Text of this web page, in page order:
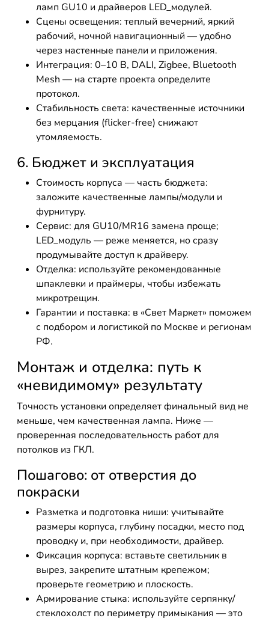
ламп GU10 и драйверов LED_модулей.
Сцены освещения: теплый вечерний, яркий
рабочий, ночной навигационный — удобно
через настенные панели и приложения.
Интеграция: 0–10 В, DALI, Zigbee, Bluetooth
Mesh — на старте проекта определите
протокол.
Стабильность света: качественные источники
без мерцания (flicker-free) снижают
утомляемость.
6. Бюджет и эксплуатация
Стоимость корпуса — часть бюджета:
заложите качественные лампы/модули и
фурнитуру.
Сервис: для GU10/MR16 замена проще;
LED_модуль — реже меняется, но сразу
продумывайте доступ к драйверу.
Отделка: используйте рекомендованные
шпаклевки и праймеры, чтобы избежать
микротрещин.
Гарантии и поставка: в «Свет Маркет» поможем
с подбором и логистикой по Москве и регионам
РФ.
Монтаж и отделка: путь к
«невидимому» результату
Точность установки определяет финальный вид не
меньше, чем качественная лампа. Ниже —
проверенная последовательность работ для
потолков из ГКЛ.
Пошагово: от отверстия до
покраски
Разметка и подготовка ниши: учитывайте
размеры корпуса, глубину посадки, место под
проводку и, при необходимости, драйвер.
Фиксация корпуса: вставьте светильник в
вырез, закрепите штатным крепежом;
проверьте геометрию и плоскость.
Армирование стыка: используйте серпянку/
стеклохолст по периметру примыкания — это